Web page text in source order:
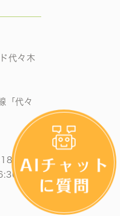
代々木
「代々
18:30